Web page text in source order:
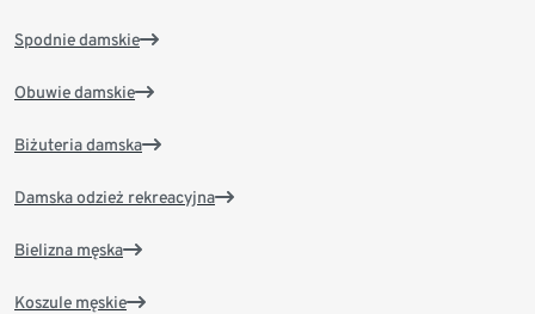
Spodnie damskie
Obuwie damskie
Biżuteria damska
Damska odzież rekreacyjna
Bielizna męska
Koszule męskie